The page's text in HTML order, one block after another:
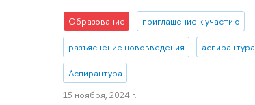
Образование приглашение к участию
разъяснение нововведения аспирантура
Аспирантура
15 ноября, 2024 г.